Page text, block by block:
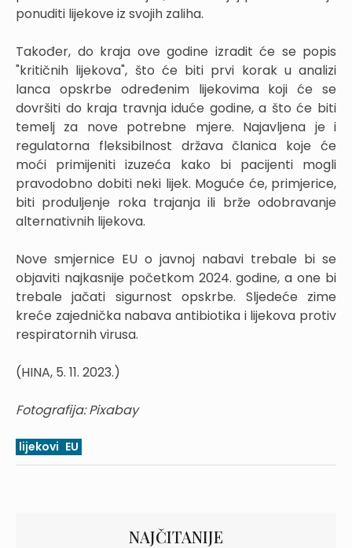
ponuditi lijekove iz svojih zaliha.
Također, do kraja ove godine izradit će se popis
"kritičnih lijekova", što će biti prvi korak u analizi
lanca opskrbe određenim lijekovima koji će se
dovršiti do kraja travnja iduće godine, a što će biti
temelj za nove potrebne mjere. Najavljena je i
regulatorna fleksibilnost država članica koje će
moći primijeniti izuzeća kako bi pacijenti mogli
pravodobno dobiti neki lijek. Moguće će, primjerice,
biti produljenje roka trajanja ili brže odobravanje
alternativnih lijekova.
Nove smjernice EU o javnoj nabavi trebale bi se
objaviti najkasnije početkom 2024. godine, a one bi
trebale jačati sigurnost opskrbe. Sljedeće zime
kreće zajednička nabava antibiotika i lijekova protiv
respiratornih virusa.
(HINA, 5. 11. 2023.)
Fotografija: Pixabay
lijekovi EU
NAJČITANIJE